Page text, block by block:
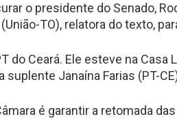
o presidente do Senado,
TO), relatora do texto,
do Ceará. Ele esteve na Casa
Janaína Farias (PT-
é garantir a retomada